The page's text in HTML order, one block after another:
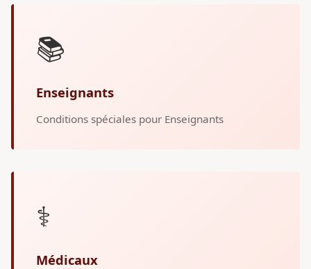
📚
Enseignants
Conditions spéciales pour Enseignants
⚕️
Médicaux